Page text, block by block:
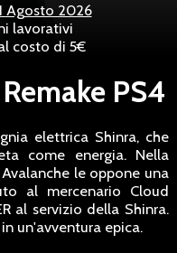
Agosto 2026
lavorativi
costo di 5€
PS4
elettrica Shinra, che
come energia. Nella
le oppone una
al mercenario Cloud
al servizio della Shinra.
un'avventura epica.